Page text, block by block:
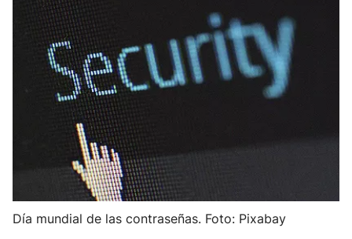
Día mundial de las contraseñas. Foto: Pixabay